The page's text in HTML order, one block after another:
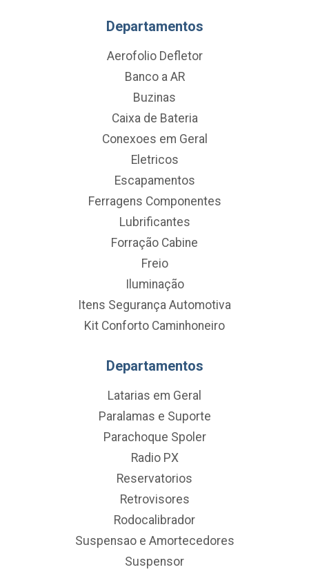
Departamentos
Aerofolio Defletor
Banco a AR
Buzinas
Caixa de Bateria
Conexoes em Geral
Eletricos
Escapamentos
Ferragens Componentes
Lubrificantes
Forração Cabine
Freio
Iluminação
Itens Segurança Automotiva
Kit Conforto Caminhoneiro
Departamentos
Latarias em Geral
Paralamas e Suporte
Parachoque Spoler
Radio PX
Reservatorios
Retrovisores
Rodocalibrador
Suspensao e Amortecedores
Suspensor